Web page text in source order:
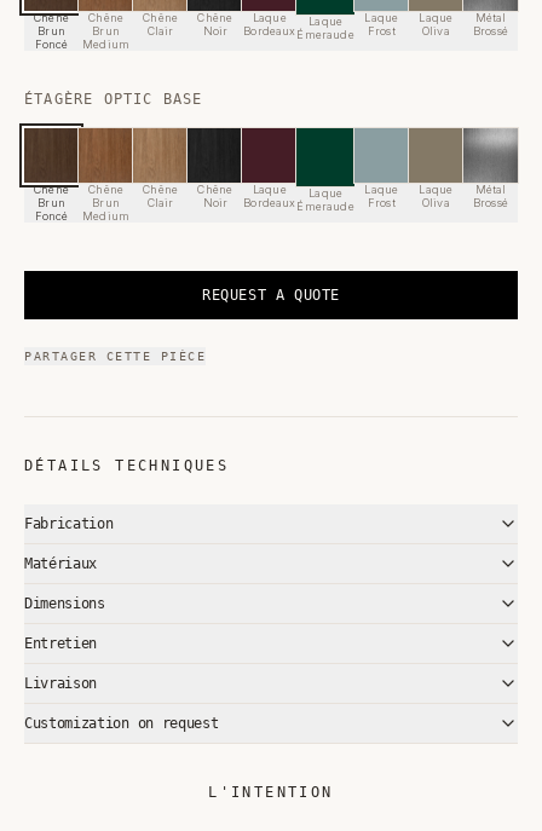
Chêne
Brun
Foncé
Chêne
Brun
Medium
Chêne
Clair
Chêne
Noir
Laque
Bordeaux
Laque
Émeraude
Laque
Frost
Laque
Oliva
Métal
Brossé
ÉTAGÈRE OPTIC BASE
Chêne
Brun
Foncé
Chêne
Brun
Medium
Chêne
Clair
Chêne
Noir
Laque
Bordeaux
Laque
Émeraude
Laque
Frost
Laque
Oliva
Métal
Brossé
REQUEST A QUOTE
PARTAGER CETTE PIÈCE
DÉTAILS TECHNIQUES
Fabrication
Matériaux
Dimensions
Entretien
Livraison
Customization on request
L'INTENTION